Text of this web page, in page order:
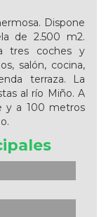
Dispone
de 2.500 m2.
tres coches y
salón, cocina,
terraza. La
al río Miño. A
y a 100 metros